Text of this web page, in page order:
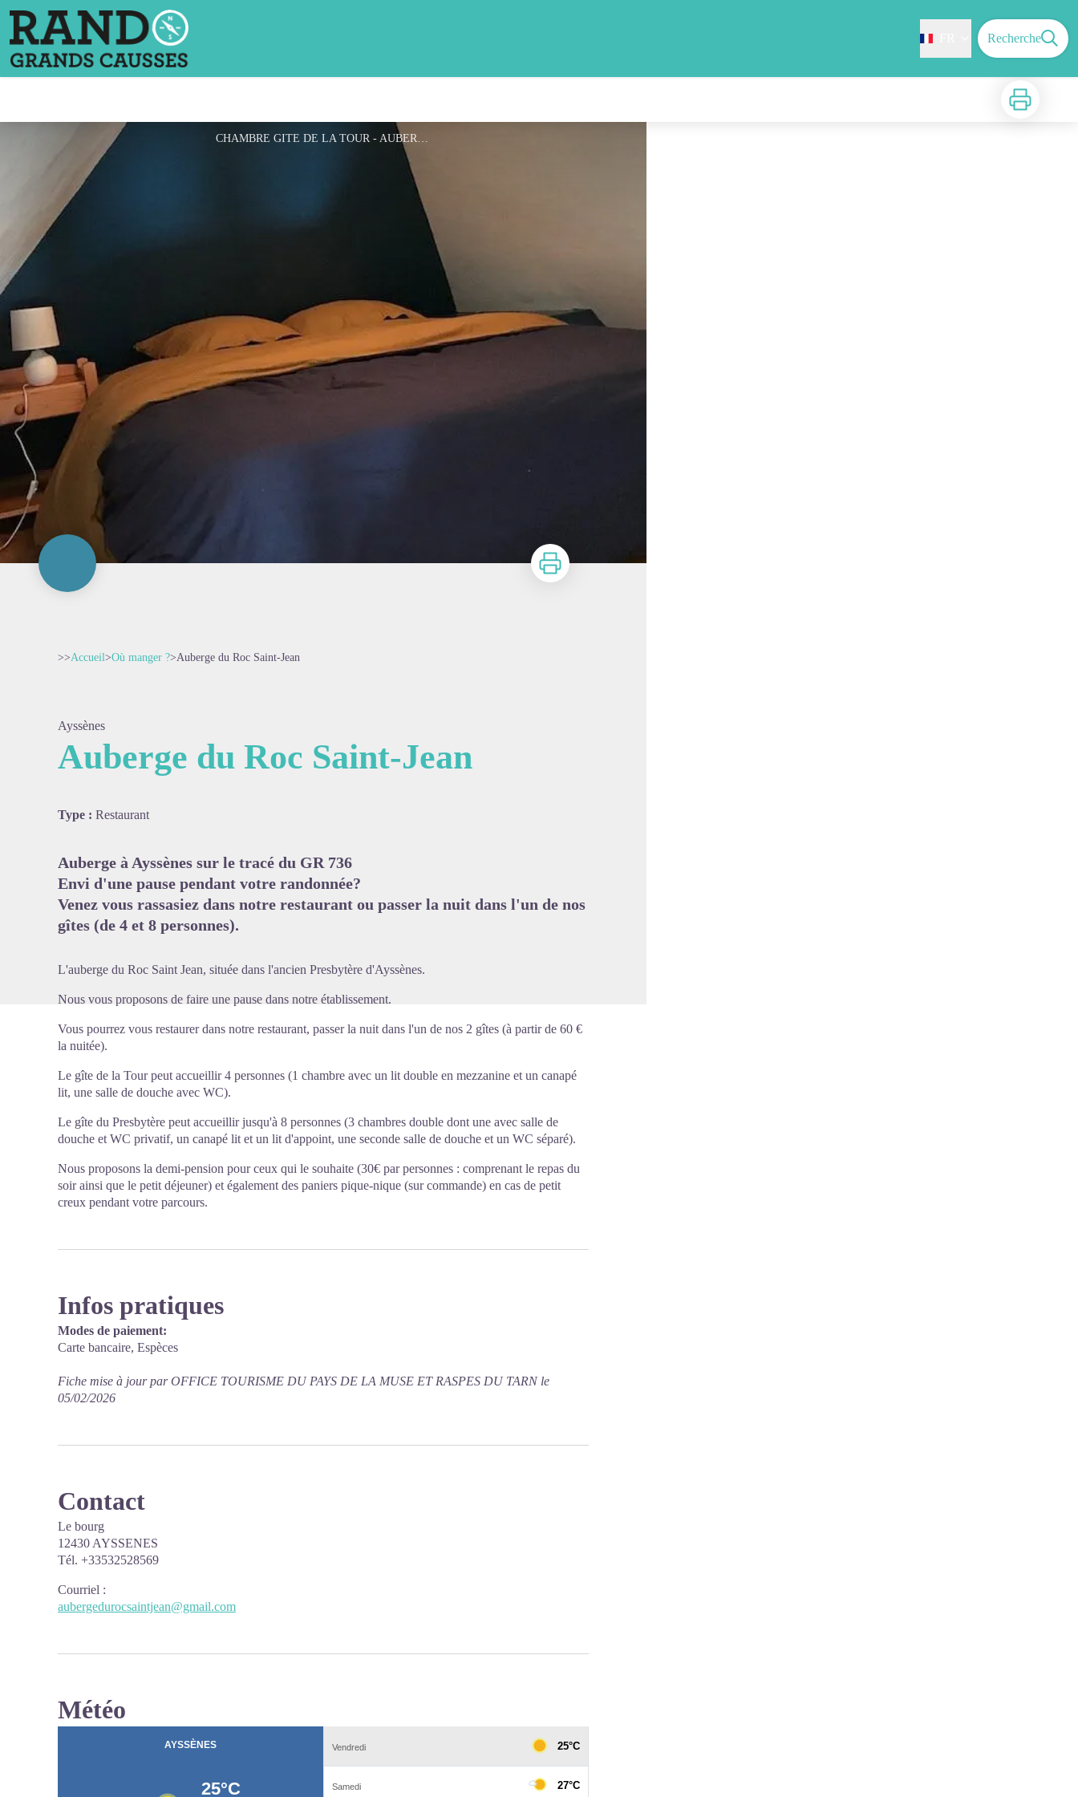
Recherche
Imprimer
CHAMBRE GITE DE LA TOUR - AUBERGE
Imprimer
>>Accueil>Où manger ?>Auberge du Roc Saint-Jean
Ayssènes
Auberge du Roc Saint-Jean
Type : Restaurant
Auberge à Ayssènes sur le tracé du GR 736
Envi d'une pause pendant votre randonnée?
Venez vous rassasiez dans notre restaurant ou passer la nuit dans l'un de nos
gîtes (de 4 et 8 personnes).
L'auberge du Roc Saint Jean, située dans l'ancien Presbytère d'Ayssènes.
Nous vous proposons de faire une pause dans notre établissement.
Vous pourrez vous restaurer dans notre restaurant, passer la nuit dans l'un de nos 2 gîtes (à partir de 60 €
la nuitée).
Le gîte de la Tour peut accueillir 4 personnes (1 chambre avec un lit double en mezzanine et un canapé
lit, une salle de douche avec WC).
Le gîte du Presbytère peut accueillir jusqu'à 8 personnes (3 chambres double dont une avec salle de
douche et WC privatif, un canapé lit et un lit d'appoint, une seconde salle de douche et un WC séparé).
Nous proposons la demi-pension pour ceux qui le souhaite (30€ par personnes : comprenant le repas du
soir ainsi que le petit déjeuner) et également des paniers pique-nique (sur commande) en cas de petit
creux pendant votre parcours.
Infos pratiques
Modes de paiement:
Carte bancaire, Espèces
Fiche mise à jour par OFFICE TOURISME DU PAYS DE LA MUSE ET RASPES DU TARN le
05/02/2026
Contact
Le bourg
12430 AYSSENES
Tél. +33532528569
Courriel :
aubergedurocsaintjean@gmail.com
Météo